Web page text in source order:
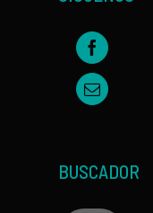
BUSCADOR